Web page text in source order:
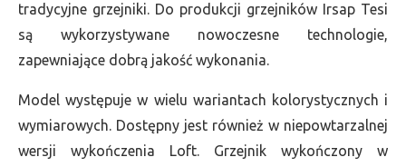
tradycyjne grzejniki. Do produkcji grzejników Irsap Tesi
są wykorzystywane nowoczesne technologie,
zapewniające dobrą jakość wykonania.
Model występuje w wielu wariantach kolorystycznych i
wymiarowych. Dostępny jest również w niepowtarzalnej
wersji wykończenia Loft. Grzejnik wykończony w